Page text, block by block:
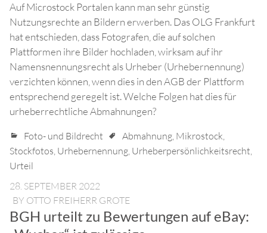
Auf Microstock Portalen kann man sehr günstig
Nutzungsrechte an Bildern erwerben. Das OLG Frankfurt
hat entschieden, dass Fotografen, die auf solchen
Plattformen ihre Bilder hochladen, wirksam auf ihr
Namensnennungsrecht als Urheber (Urhebernennung)
verzichten können, wenn dies in den AGB der Plattform
entsprechend geregelt ist. Welche Folgen hat dies für
urheberrechtliche Abmahnungen?
Foto- und Bildrecht Abmahnung, Mikrostock,
Stockfotos, Urhebernennung, Urheberpersönlichkeitsrecht,
Urteil
28. SEPTEMBER 2022
BY OTTO FREIHERR GROTE
BGH urteilt zu Bewertungen auf eBay: